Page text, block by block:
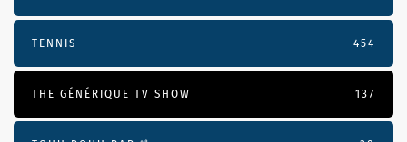
TENNIS 454
THE GÉNÉRIQUE TV SHOW 137